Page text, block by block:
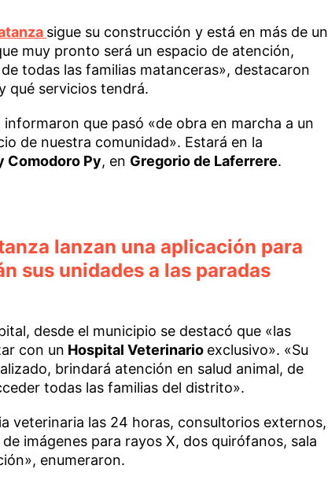
sigue su construcción y está en más de un
muy pronto será un espacio de atención,
todas las familias matanceras», destacaron
qué servicios tendrá.
que pasó «de obra en marcha a un
de nuestra comunidad». Estará en la
Comodoro Py, en Gregorio de Laferrere.
lanzan una aplicación para
sus unidades a las paradas
desde el municipio se destacó que «las
con un Hospital Veterinario exclusivo». «Su
brindará atención en salud animal, de
todas las familias del distrito».
veterinaria las 24 horas, consultorios externos,
imágenes para rayos X, dos quirófanos, sala
enumeraron.